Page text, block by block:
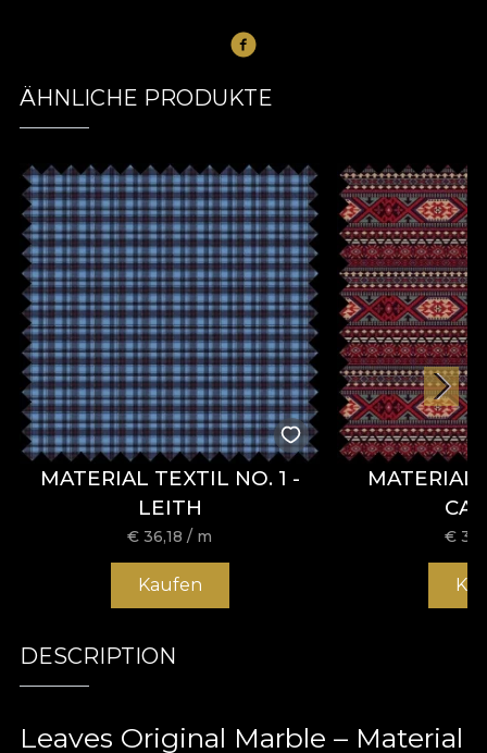
ÄHNLICHE PRODUKTE
MATERIAL TEXTIL NO. 1 -
LEITH
€36,18 / m
Kaufen
MATERIAL
€
DESCRIPTION
Leaves Original Marble – Material